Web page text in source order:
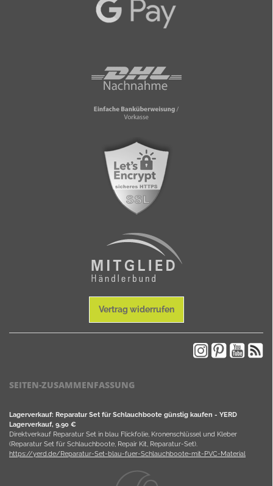
Vertrag widerrufen
SEITEN-ZUSAMMENFASSUNG
Lagerverkauf: Reparatur Set für Schlauchboote günstig kaufen - YERD
Lagerverkauf, 9,90 €
Direktverkauf Reparatur Set in blau Flickfolie, Kronenschlüssel und Kleber
(Reparatur Set für Schlauchboote, Repair Kit, Reparatur-Set).
https://yerd.de/Reparatur-Set-blau-fuer-Schlauchboote-mit-PVC-Material